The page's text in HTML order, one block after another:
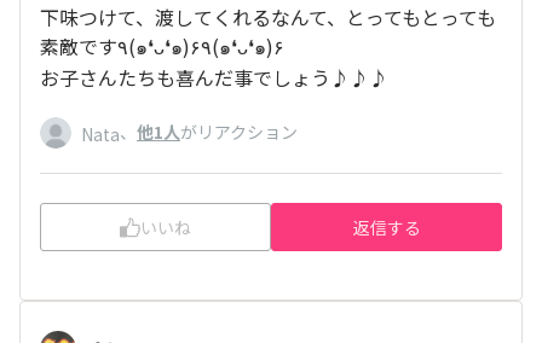
下味つけて、渡してくれるなんて、とってもとっても
素敵です٩(๑❛ᴗ❛๑)۶٩(๑❛ᴗ❛๑)۶
お子さんたちも喜んだ事でしょう♪♪♪
Nata、 他1人がリアクション
いいね 返信する